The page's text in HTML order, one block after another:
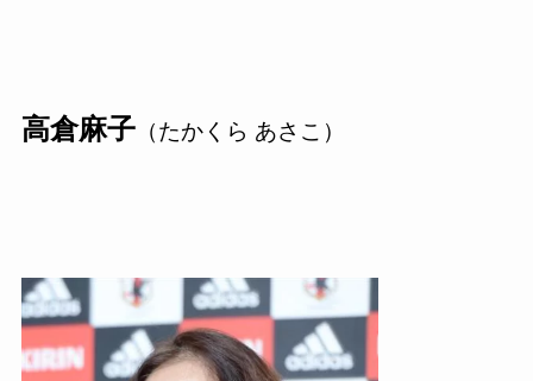
高倉麻子（たかくら あさこ）